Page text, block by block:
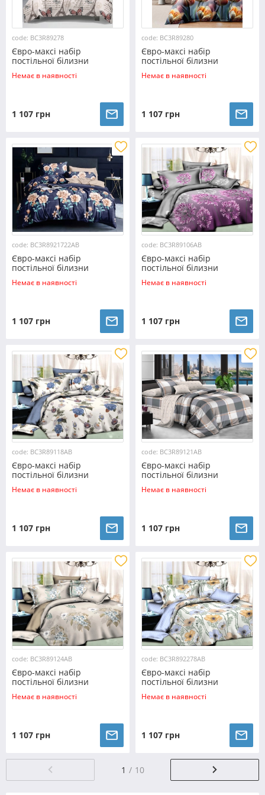
code: BC3R89278
Євро-максі набір
постільної білизни
200*220 із Ранфорсу
№89278 Черешенка™
Немає в наявності
1 107 грн
code: BC3R89280
Євро-максі набір
постільної білизни
200*220 із Ранфорсу
№89280 Черешенка™
Немає в наявності
1 107 грн
code: BC3R8921722AB
Євро-максі набір
постільної білизни
200*220 із Ранфорсу
№8921722AB Черешенка™
Немає в наявності
1 107 грн
code: BC3R89106AB
Євро-максі набір
постільної білизни
200*220 із Ранфорсу
№89106AB Черешенка™
Немає в наявності
1 107 грн
code: BC3R89118AB
Євро-максі набір
постільної білизни
200*220 із Ранфорсу
№89118AB Черешенка™
Немає в наявності
1 107 грн
code: BC3R89121AB
Євро-максі набір
постільної білизни
200*220 із Ранфорсу
№89121AB Черешенка™
Немає в наявності
1 107 грн
code: BC3R89124AB
Євро-максі набір
постільної білизни
200*220 із Ранфорсу
№89124AB Черешенка™
Немає в наявності
1 107 грн
code: BC3R892278AB
Євро-максі набір
постільної білизни
200*220 із Ранфорсу
№892278AB Черешенка™
Немає в наявності
1 107 грн
1 10